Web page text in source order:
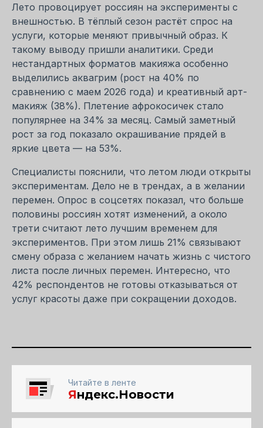
Лето провоцирует россиян на эксперименты с
внешностью. В тёплый сезон растёт спрос на
услуги, которые меняют привычный образ. К
такому выводу пришли аналитики. Среди
нестандартных форматов макияжа особенно
выделились аквагрим (рост на 40% по
сравнению с маем 2026 года) и креативный арт-
макияж (38%). Плетение афрокосичек стало
популярнее на 34% за месяц. Самый заметный
рост за год показало окрашивание прядей в
яркие цвета — на 53%.
Специалисты пояснили, что летом люди открыты
экспериментам. Дело не в трендах, а в желании
перемен. Опрос в соцсетях показал, что больше
половины россиян хотят изменений, а около
трети считают лето лучшим временем для
экспериментов. При этом лишь 21% связывают
смену образа с желанием начать жизнь с чистого
листа после личных перемен. Интересно, что
42% респондентов не готовы отказываться от
услуг красоты даже при сокращении доходов.
Читайте в ленте
Яндекс.Новости